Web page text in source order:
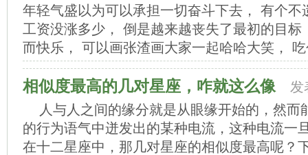
年轻气盛以为可以承担一切奋斗下去， 有个
工资没涨多少， 倒是越来越丧失了最初的目
而快乐， 可以画张渣画大家一起哈哈大笑，
相似度最高的几对星座，咋就这么像
发
人与人之间的缘分就是从眼缘开始的，然而
的行为语气中迸发出的某种电流，这种电流一
在十二星座中，那几对星座的相似度最高呢？